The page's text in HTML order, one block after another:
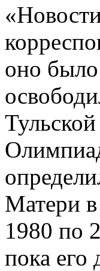
оно
Матери
1980 по
пока его